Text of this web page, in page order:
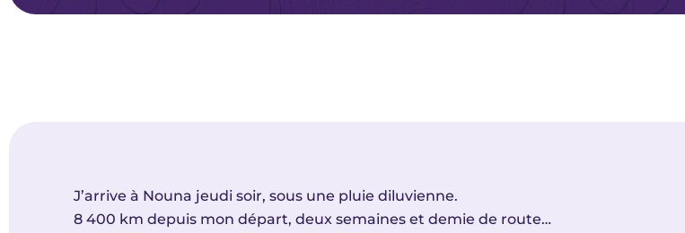
J’arrive à Nouna jeudi soir, sous une pluie diluvienne.
8 400 km depuis mon départ, deux semaines et demie de route…